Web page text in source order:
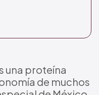
una proteína
de muchos